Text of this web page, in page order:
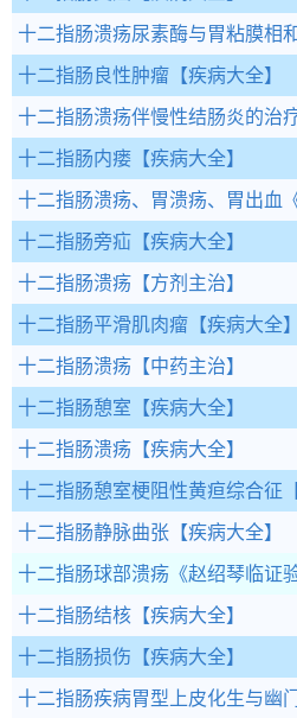
十二指肠溃疡尿素酶与胃粘膜相
十二指肠良性肿瘤 【疾病大全】
十二指肠溃疡伴慢性结肠炎的治
十二指肠内瘘 【疾病大全】
十二指肠溃疡、胃溃疡、胃出血
十二指肠旁疝 【疾病大全】
十二指肠溃疡 【方剂主治】
十二指肠平滑肌肉瘤 【疾病大全】
十二指肠溃疡 【中药主治】
十二指肠憩室 【疾病大全】
十二指肠溃疡 【疾病大全】
十二指肠憩室梗阻性黄疸综合征
十二指肠静脉曲张 【疾病大全】
十二指肠球部溃疡 《赵绍琴临证
十二指肠结核 【疾病大全】
十二指肠损伤 【疾病大全】
十二指肠疾病胃型上皮化生与幽